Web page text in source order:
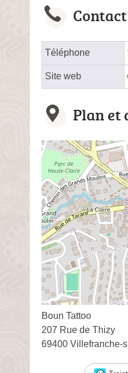
Contact
Téléphone
Site web
Plan et
Boun Tattoo
207 Rue de Thizy
69400 Villefranche-